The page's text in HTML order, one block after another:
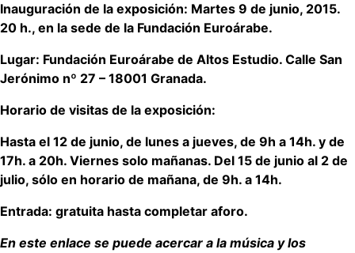
Inauguración de la exposición: Martes 9 de junio, 2015.
20 h., en la sede de la Fundación Euroárabe.
Lugar: Fundación Euroárabe de Altos Estudio. Calle San
Jerónimo nº 27 – 18001 Granada.
Horario de visitas de la exposición:
Hasta el 12 de junio, de lunes a jueves, de 9h a 14h. y de
17h. a 20h. Viernes solo mañanas. Del 15 de junio al 2 de
julio, sólo en horario de mañana, de 9h. a 14h.
Entrada: gratuita hasta completar aforo.
En este enlace se puede acercar a la música y los